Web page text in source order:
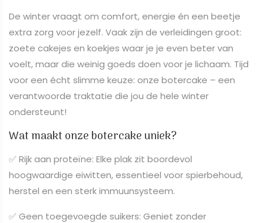
De winter vraagt om comfort, energie én een beetje
extra zorg voor jezelf. Vaak zijn de verleidingen groot:
zoete cakejes en koekjes waar je je even beter van
voelt, maar die weinig goeds doen voor je lichaam. Tijd
voor een écht slimme keuze: onze botercake – een
verantwoorde traktatie die jou de hele winter
ondersteunt!
Wat maakt onze botercake uniek?
✅ Rijk aan proteïne: Elke plak zit boordevol
hoogwaardige eiwitten, essentieel voor spierbehoud,
herstel en een sterk immuunsysteem.
✅ Geen toegevoegde suikers: Geniet zonder